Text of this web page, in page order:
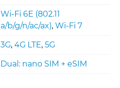
Wi-Fi 6E (802.11
a/b/g/n/ac/ax), Wi-Fi 7
3G, 4G LTE, 5G
Dual: nano SIM + eSIM